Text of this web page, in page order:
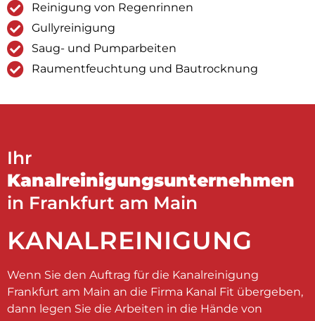
Reinigung von Regenrinnen
Gullyreinigung
Saug- und Pumparbeiten
Raumentfeuchtung und Bautrocknung
Ihr
Kanalreinigungsunternehmen
in Frankfurt am Main
KANALREINIGUNG
Wenn Sie den Auftrag für die Kanalreinigung
Frankfurt am Main an die Firma Kanal Fit übergeben,
dann legen Sie die Arbeiten in die Hände von